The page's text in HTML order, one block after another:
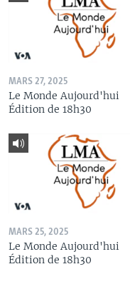
MARS 27, 2025
Le Monde Aujourd'hui
Édition de 18h30
MARS 25, 2025
Le Monde Aujourd'hui
Édition de 18h30